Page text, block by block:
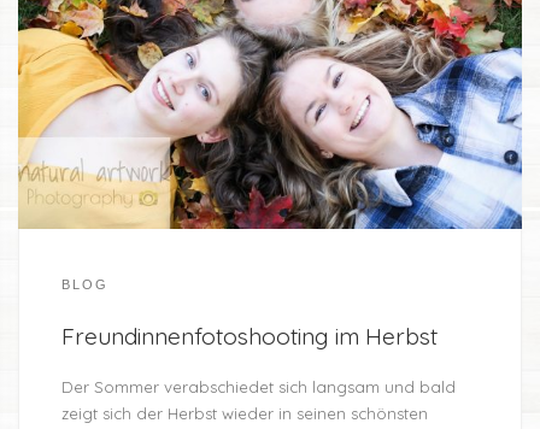
BLOG
Freundinnenfotoshooting im Herbst
Der Sommer verabschiedet sich langsam und bald
zeigt sich der Herbst wieder in seinen schönsten